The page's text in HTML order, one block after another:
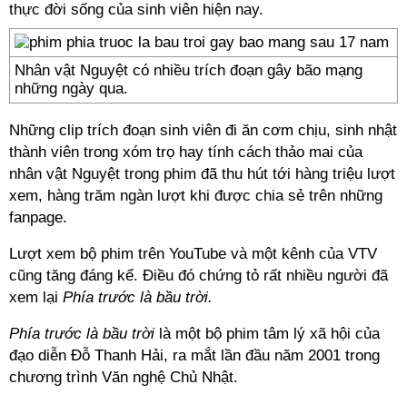
thực đời sống của sinh viên hiện nay.
Nhân vật Nguyệt có nhiều trích đoạn gây bão mạng
những ngày qua.
Những clip trích đoạn sinh viên đi ăn cơm chịu, sinh nhật
thành viên trong xóm trọ hay tính cách thảo mai của
nhân vật Nguyệt trong phim đã thu hút tới hàng triệu lượt
xem, hàng trăm ngàn lượt khi được chia sẻ trên những
fanpage.
Lượt xem bộ phim trên YouTube và một kênh của VTV
cũng tăng đáng kể. Điều đó chứng tỏ rất nhiều người đã
xem lại Phía trước là bầu trời.
Phía trước là bầu trời là một bộ phim tâm lý xã hội của
đạo diễn Đỗ Thanh Hải, ra mắt lần đầu năm 2001 trong
chương trình Văn nghệ Chủ Nhật.